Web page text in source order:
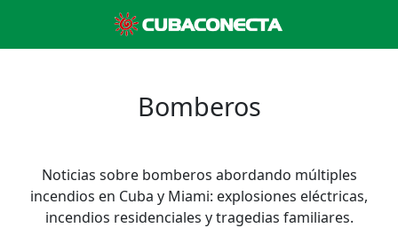
Bomberos
Noticias sobre bomberos abordando múltiples
incendios en Cuba y Miami: explosiones eléctricas,
incendios residenciales y tragedias familiares.